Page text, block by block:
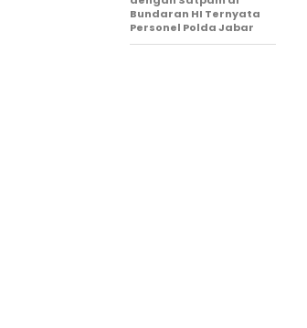
Bundaran HI Ternyata
Personel Polda Jabar